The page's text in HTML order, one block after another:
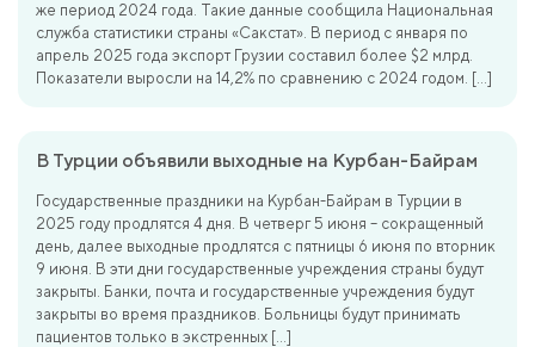
же период 2024 года. Такие данные сообщила Национальная
служба статистики страны «Сакстат». В период с января по
апрель 2025 года экспорт Грузии составил более $2 млрд.
Показатели выросли на 14,2% по сравнению с 2024 годом. […]
В Турции объявили выходные на Курбан-Байрам
Государственные праздники на Курбан-Байрам в Турции в
2025 году продлятся 4 дня. В четверг 5 июня – сокращенный
день, далее выходные продлятся с пятницы 6 июня по вторник
9 июня. В эти дни государственные учреждения страны будут
закрыты. Банки, почта и государственные учреждения будут
закрыты во время праздников. Больницы будут принимать
пациентов только в экстренных […]